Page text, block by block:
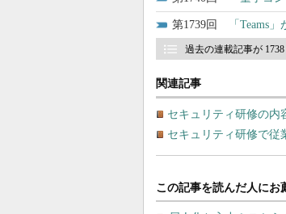
1739 「Teams
過去の連載記事が
関連記事
セキュリティ研修の内
セキュリティ研修で従